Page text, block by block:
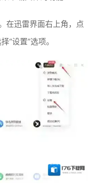
迅雷界面右上角，点
“设置”选项。